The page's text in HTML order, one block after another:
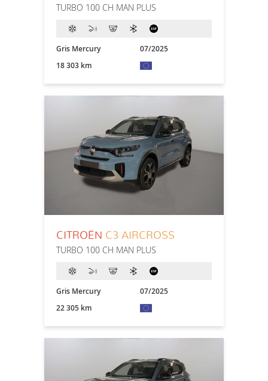
TURBO 100 CH MAN PLUS
Gris Mercury
07/2025
18 303 km
CITROËN C3 AIRCROSS
TURBO 100 CH MAN PLUS
Gris Mercury
07/2025
22 305 km